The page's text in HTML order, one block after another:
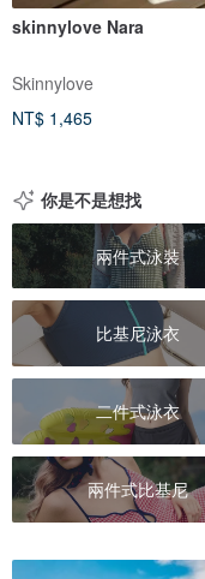
skinnylove Nara
Skinnylove
NT$ 1,465
你是不是想找
兩件式泳裝
比基尼泳衣
二件式泳衣
兩件式比基尼